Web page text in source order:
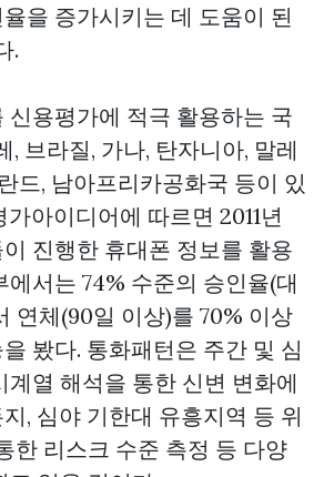
을 증가시키는 데 도움이 된
.
신용평가에 적극 활용하는 국
, 브라질, 가나, 탄자니아, 말레
드, 남아프리카공화국 등이 있
아이디어에 따르면 2011년
진행한 휴대폰 정보를 활용
에서는 74% 수준의 승인율(대
연체(90일 이상)를 70% 이상
봤다. 통화패턴은 주간 및 심
계열 해석을 통한 신변 변화에
, 심야 기한대 유흥지역 등 위
한 리스크 수준 측정 등 다양